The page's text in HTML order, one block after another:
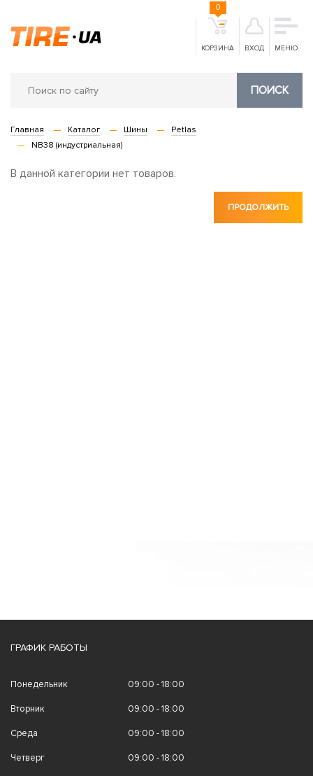
КОРЗИНА
0
ВХОД МЕНЮ
ПОИСК
Главная Каталог Шины
Petlas
NB38 (индустриальная)
В данной категории нет товаров.
ПРОДОЛЖИТЬ
ГРАФИК РАБОТЫ
Понедельник 09:00 - 18:00
Вторник 09:00 - 18:00
Среда 09:00 - 18:00
Четверг 09:00 - 18:00